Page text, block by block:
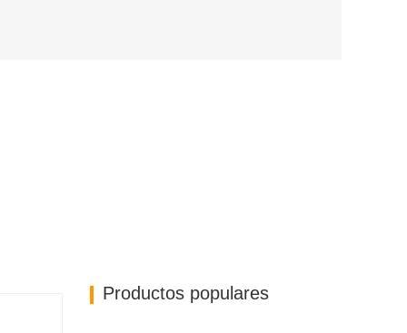
Productos populares